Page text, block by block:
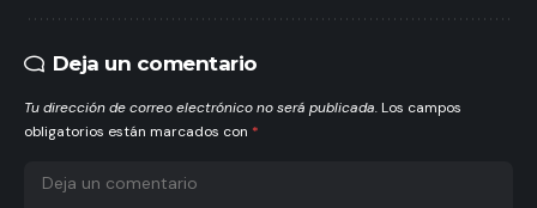
Deja un comentario
Tu dirección de correo electrónico no será publicada. Los campos
obligatorios están marcados con *